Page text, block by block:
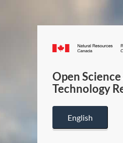
Open Science
Technology
English